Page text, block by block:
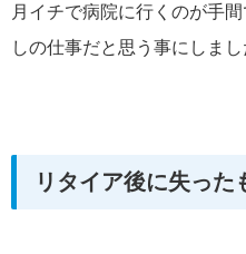
月イチで病院に行くのが手
しの仕事だと思う事にしまし
リタイア後に失った